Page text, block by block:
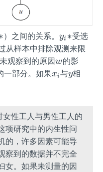
）之间的关系。y_
{i}
*
yi ∗受选
从样本中排除观测来限
观察到的原因w
w的影
一部分。如果x_
xi与y
y相
性工人与男性工人的
项研究中的内生性问
的，许多因素可能导
察到的数据并不完全
女。如果未测量的因